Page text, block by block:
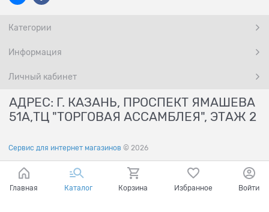
Категории
Информация
Личный кабинет
АДРЕС: Г. КАЗАНЬ, ПРОСПЕКТ ЯМАШЕВА
51А,ТЦ "ТОРГОВАЯ АССАМБЛЕЯ", ЭТАЖ 2
Сервис для интернет магазинов © 2026
Главная Каталог Корзина Избранное Войти